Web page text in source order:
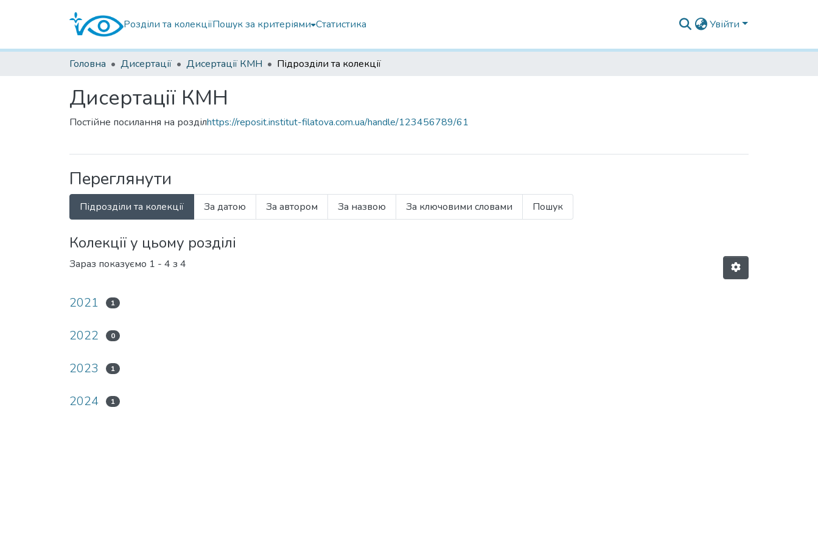
Розділи та колекціїПошук за критеріями Статистика Увійти
Головна Дисертації Дисертації КМН Підрозділи та колекції
Дисертації КМН
Постійне посилання на розділhttps://reposit.institut-filatova.com.ua/handle/123456789/61
Переглянути
Підрозділи та колекції За датою За автором За назвою За ключовими словами Пошук
Колекції у цьому розділі
Зараз показуємо 1 - 4 з 4
2021 1
2022 0
2023 1
2024 1